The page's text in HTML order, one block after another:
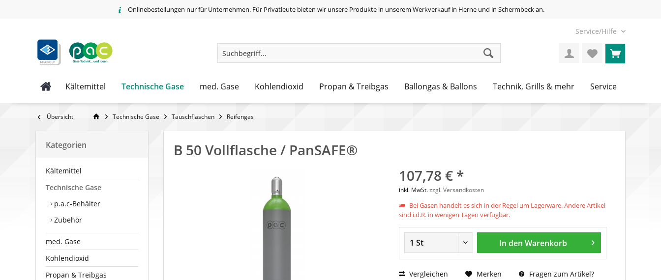
Onlinebestellungen nur für Unternehmen. Für Privatleute bieten wir unsere Produkte in unserem Werkverkauf in Herne und in Schermbeck an.
Service/Hilfe
Kältemittel Technische Gase med. Gase Kohlendioxid Propan & Treibgas Ballongas & Ballons Technik, Grills & mehr Service
Übersicht Technische Gase Tauschflaschen Reifengas
Kategorien
Kältemittel
Technische Gase
p.a.c-Behälter
Zubehör
med. Gase
Kohlendioxid
Propan & Treibgas
B 50 Vollflasche / PanSAFE®
107,78 € *
inkl. MwSt.zzgl. Versandkosten
Bei Gasen handelt es sich in der Regel um Lagerware. Andere Artikel
sind i.d.R. in wenigen Tagen verfügbar.
In den Warenkorb
Vergleichen Merken Fragen zum Artikel?